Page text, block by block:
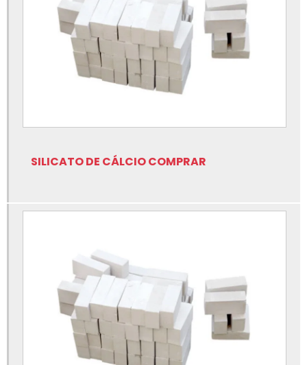
Fabricante de nitreto de silício para fundição
Fabricante de peças em grafite para fundição
Fabricante de sílica fundida
Insumos para fundição
Insumos para fundição onde comprar
Isolação para fundição
Lubrificantes para fundição
SILICATO DE CÁLCIO COMPRAR